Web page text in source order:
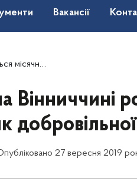
Вакансії
здачі зброї
Вінниччині
27 вересня 2019